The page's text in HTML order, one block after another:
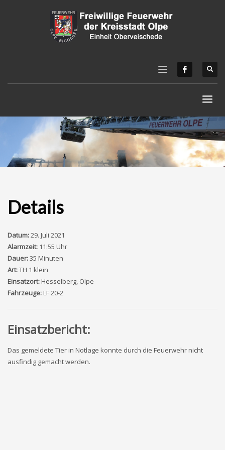
Details
Datum:29. Juli 2021
Alarmzeit: 11:55 Uhr
Dauer:35 Minuten
Art:TH 1 klein
Einsatzort:Hesselberg, Olpe
Fahrzeuge:LF 20-2
Einsatzbericht:
Das gemeldete Tier in Notlage konnte durch die Feuerwehr nicht
ausfindig gemacht werden.